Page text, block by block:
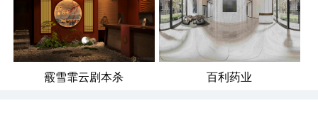
霰雪霏云剧本杀 百利药业